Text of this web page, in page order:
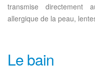
transmise directement
allergique de la peau,
Le bain